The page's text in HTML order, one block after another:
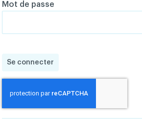
Mot de passe
Se connecter